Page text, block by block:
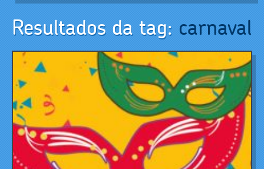
Resultados da tag: carnaval